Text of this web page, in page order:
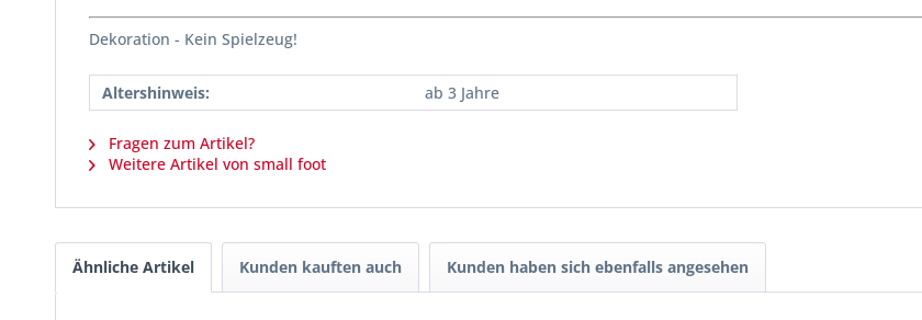
Dekoration - Kein Spielzeug!
Altershinweis: ab 3 Jahre
Fragen zum Artikel?
Weitere Artikel von small foot
Ähnliche Artikel Kunden kauften auch Kunden haben sich ebenfalls angesehen